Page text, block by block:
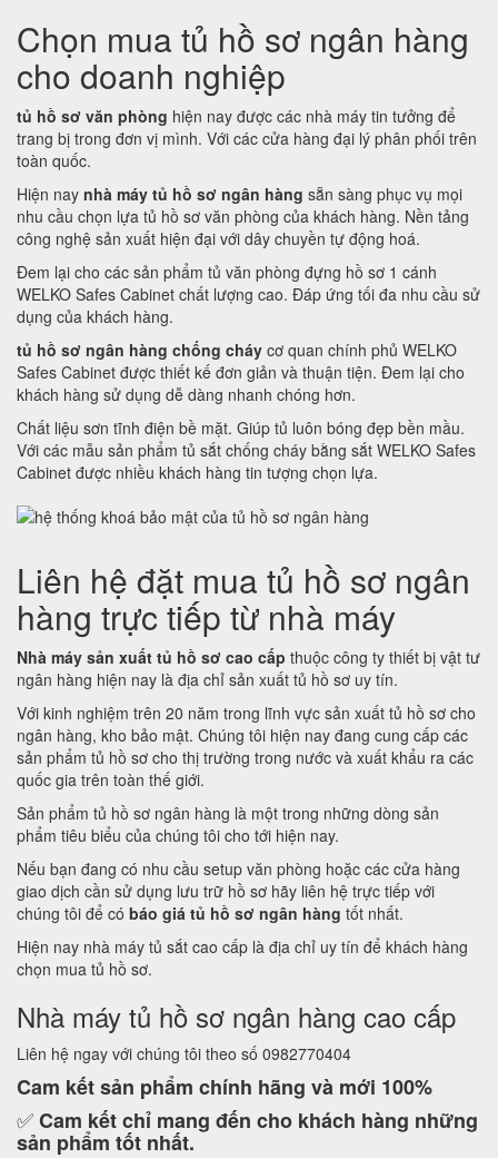
Chọn mua tủ hồ sơ ngân hàng
cho doanh nghiệp
tủ hồ sơ văn phòng hiện nay được các nhà máy tin tưởng để
trang bị trong đơn vị mình. Với các cửa hàng đại lý phân phối trên
toàn quốc.
Hiện nay nhà máy tủ hồ sơ ngân hàng sẵn sàng phục vụ mọi
nhu cầu chọn lựa tủ hồ sơ văn phòng của khách hàng. Nền tảng
công nghệ sản xuất hiện đại với dây chuyền tự động hoá.
Đem lại cho các sản phẩm tủ văn phòng đựng hồ sơ 1 cánh
WELKO Safes Cabinet chất lượng cao. Đáp ứng tối đa nhu cầu sử
dụng của khách hàng.
tủ hồ sơ ngân hàng chống cháy cơ quan chính phủ WELKO
Safes Cabinet được thiết kế đơn giản và thuận tiện. Đem lại cho
khách hàng sử dụng dễ dàng nhanh chóng hơn.
Chất liệu sơn tĩnh điện bề mặt. Giúp tủ luôn bóng đẹp bền mầu.
Với các mẫu sản phẩm tủ sắt chống cháy bằng sắt WELKO Safes
Cabinet được nhiều khách hàng tin tượng chọn lựa.
Liên hệ đặt mua tủ hồ sơ ngân
hàng trực tiếp từ nhà máy
Nhà máy sản xuất tủ hồ sơ cao cấp thuộc công ty thiết bị vật tư
ngân hàng hiện nay là địa chỉ sản xuất tủ hồ sơ uy tín.
Với kinh nghiệm trên 20 năm trong lĩnh vực sản xuất tủ hồ sơ cho
ngân hàng, kho bảo mật. Chúng tôi hiện nay đang cung cấp các
sản phẩm tủ hồ sơ cho thị trường trong nước và xuất khẩu ra các
quốc gia trên toàn thế giới.
Sản phẩm tủ hồ sơ ngân hàng là một trong những dòng sản
phẩm tiêu biểu của chúng tôi cho tới hiện nay.
Nếu bạn đang có nhu cầu setup văn phòng hoặc các cửa hàng
giao dịch cần sử dụng lưu trữ hồ sơ hãy liên hệ trực tiếp với
chúng tôi để có báo giá tủ hồ sơ ngân hàng tốt nhất.
Hiện nay nhà máy tủ sắt cao cấp là địa chỉ uy tín để khách hàng
chọn mua tủ hồ sơ.
Nhà máy tủ hồ sơ ngân hàng cao cấp
Liên hệ ngay với chúng tôi theo số 0982770404
Cam kếtsản phẩm chính hãng và mới 100%
✅Cam kếtchỉ mang đến cho khách hàng những
sản phẩm tốt nhất.